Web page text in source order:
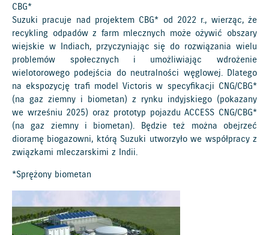
CBG*
Suzuki pracuje nad projektem CBG* od 2022 r., wierząc, że
recykling odpadów z farm mlecznych może ożywić obszary
wiejskie w Indiach, przyczyniając się do rozwiązania wielu
problemów społecznych i umożliwiając wdrożenie
wielotorowego podejścia do neutralności węglowej. Dlatego
na ekspozycję trafi model Victoris w specyfikacji CNG/CBG*
(na gaz ziemny i biometan) z rynku indyjskiego (pokazany
we wrześniu 2025) oraz prototyp pojazdu ACCESS CNG/CBG*
(na gaz ziemny i biometan). Będzie też można obejrzeć
dioramę biogazowni, którą Suzuki utworzyło we współpracy z
związkami mleczarskimi z Indii.
*Sprężony biometan